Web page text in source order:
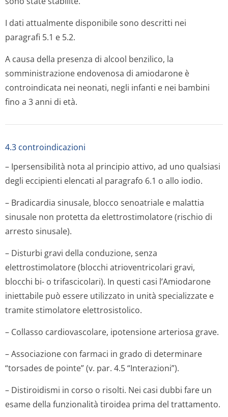
I dati attualmente disponibile sono descritti nei
paragrafi 5.1 e 5.2.
A causa della presenza di alcool benzilico, la
somministrazione endovenosa di amiodarone è
controindicata nei neonati, negli infanti e nei bambini
fino a 3 anni di età.
4.3 controindicazioni
– Ipersensibilità nota al principio attivo, ad uno qualsiasi
degli eccipienti elencati al paragrafo 6.1 o allo iodio.
– Bradicardia sinusale, blocco senoatriale e malattia
sinusale non protetta da elettrostimolatore (rischio di
arresto sinusale).
– Disturbi gravi della conduzione, senza
elettrostimolatore (blocchi atrioventricolari gravi,
blocchi bi- o trifascicolari). In questi casi l’Amiodarone
iniettabile può essere utilizzato in unità specializzate e
tramite stimolatore elettrosistolico.
– Collasso cardiovascolare, ipotensione arteriosa grave.
– Associazione con farmaci in grado di determinare
“torsades de pointe” (v. par. 4.5 “Interazioni”).
– Distiroidismi in corso o risolti. Nei casi dubbi fare un
esame della funzionalità tiroidea prima del trattamento.